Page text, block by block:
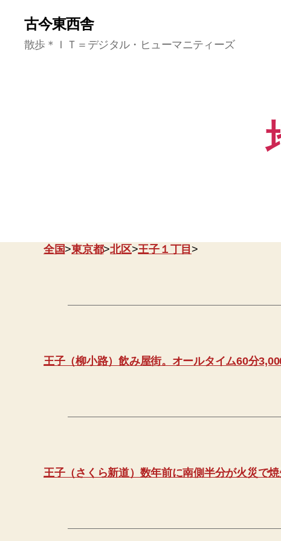
古今東西舎
散歩＊ＩＴ＝デジタル・ヒューマニティーズ
全国>東京都>北区>王子１丁目 >
王子（柳小路）飲み屋街。オールタイム60分
王子（さくら新道）数年前に南側半分が火災で焼